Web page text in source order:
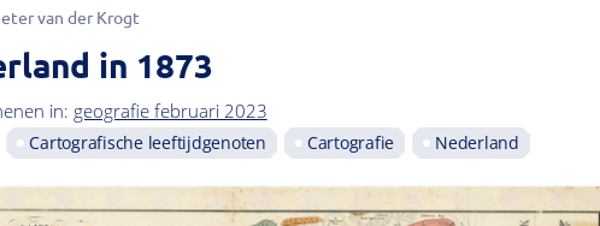
van der Krogt
in 1873
in: geografie februari 2023
Cartografische leeftijdgenoten Cartografie Nederland